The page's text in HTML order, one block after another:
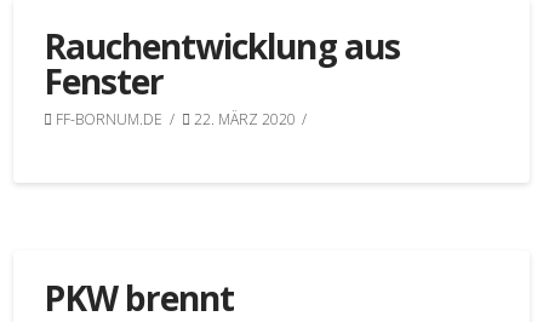
Rauchentwicklung aus
Fenster
FF-BORNUM.DE 22. MÄRZ 2020
PKW brennt